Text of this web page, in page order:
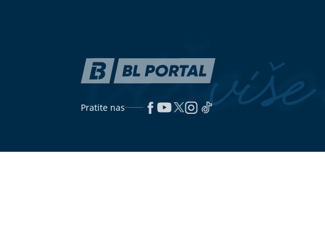
"Mnogo mržnje, malo pameti i
nimalo stvarne snage" Dodik oštro
(FOTO)Skidaju godine
za održavanje: Ovo su